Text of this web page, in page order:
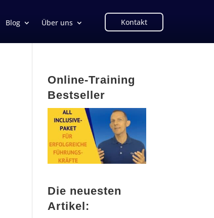
Blog Über uns Kontakt
Online-Training
Bestseller
Die neuesten
Artikel: